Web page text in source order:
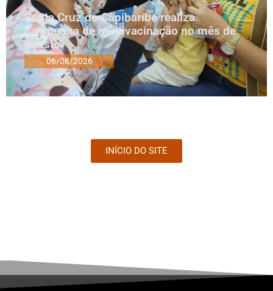
Santa Cruz do Capibaribe realiza
campanha de multivacinação no mês de
agosto
06/08/2026
INÍCIO DO SITE